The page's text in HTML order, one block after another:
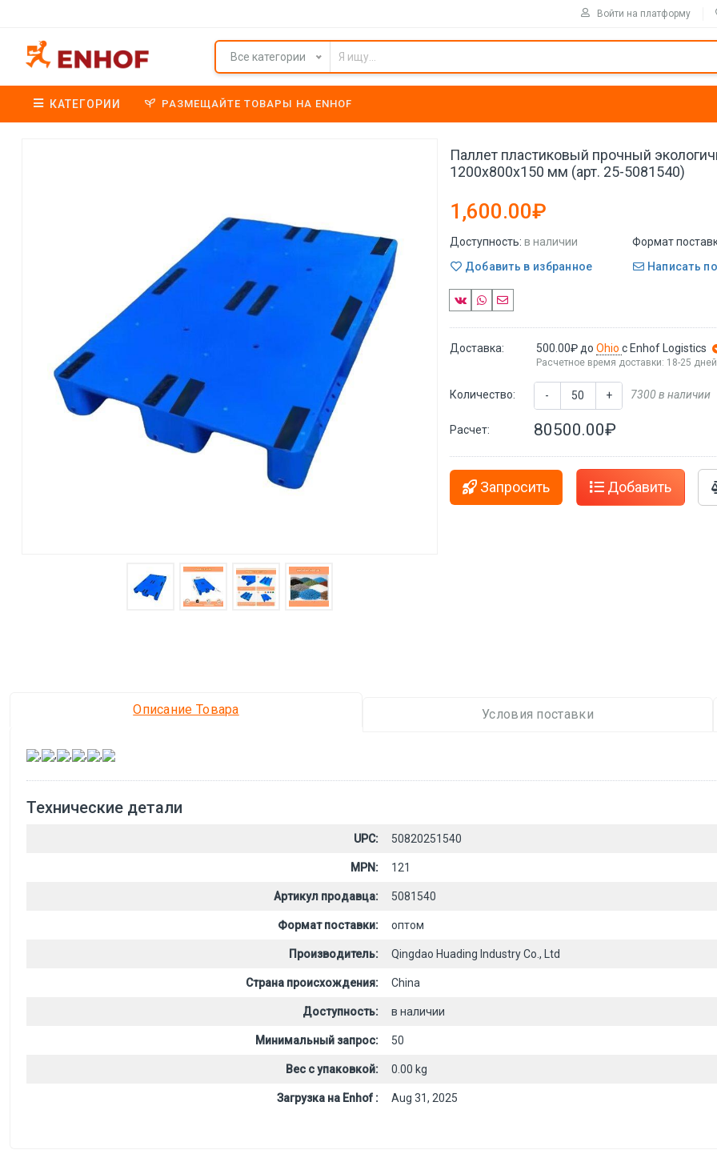
Войти на платформу
Все категории
КАТЕГОРИИ РАЗМЕЩАЙТЕ ТОВАРЫ НА ENHOF
Паллет пластиковый прочный
1200x800x150 мм (арт. 25-5081540)
1,600.00₽
Доступность: в наличии Формат
Добавить в избранное
Написать
Доставка: 500.00₽ доOhioс Enhof Logistics
Расчетное время доставки: 18-25 дней
Количество: - + 7300 в наличии
Расчет: 80500.00₽
Запросить Добавить
Описание Товара Условия поставки
, , , , ,
Технические детали
UPC: 50820251540
MPN: 121
Артикул продавца: 5081540
Формат поставки: оптом
Производитель: Qingdao Huading Industry Co., Ltd
Страна происхождения: China
Доступность: в наличии
Минимальный запрос: 50
Вес с упаковкой: 0.00 kg
Загрузка на Enhof : Aug 31, 2025